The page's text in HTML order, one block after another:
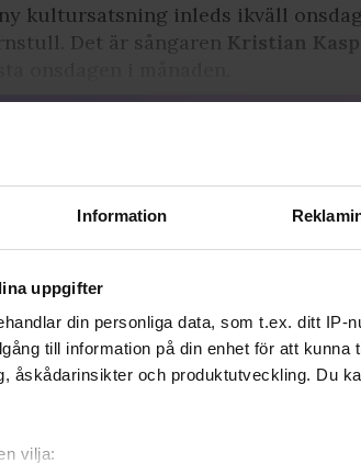
Information
uppgifter
din personliga data, som t.ex. ditt IP-
till information på din enhet för att kunna
åskådarinsikter och produktutveckling. Du
vilja:
kultursatsning inleds ikväll
Det är sångaren Kristian
fortsätta
För att fortsätta läsa
många andra artiklar
du signa upp dig, det
JA, JAG VILL
Redan prenumerant?